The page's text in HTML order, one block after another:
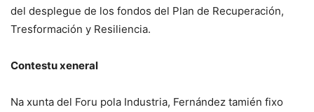
del desplegue de los fondos del Plan de Recuperación,
Tresformación y Resiliencia.
Contestu xeneral
Na xunta del Foru pola Industria, Fernández tamién fixo